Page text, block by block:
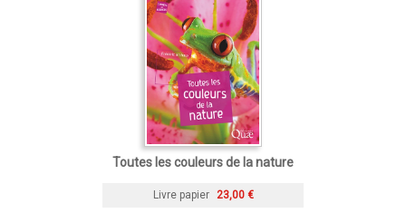
Toutes les couleurs de la nature
Livre papier 23,00 €